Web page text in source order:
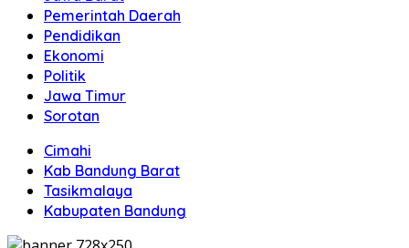
Pemerintah Daerah
Pendidikan
Ekonomi
Politik
Jawa Timur
Sorotan
Cimahi
Kab Bandung Barat
Tasikmalaya
Kabupaten Bandung